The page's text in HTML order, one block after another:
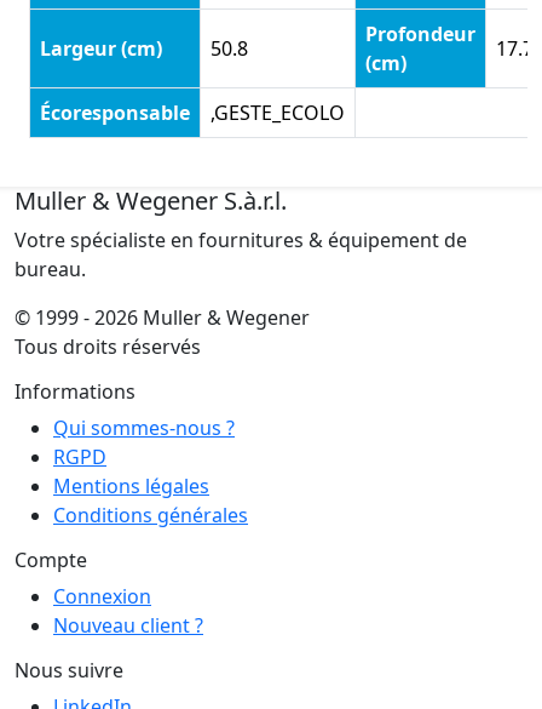
Largeur (cm) 50.8
Profondeur
(cm)
Écoresponsable ,GESTE_ECOLO
Muller & Wegener S.à.r.l.
Votre spécialiste en fournitures & équipement de
bureau.
© 1999 - 2026 Muller & Wegener
Tous droits réservés
Informations
Qui sommes-nous ?
RGPD
Mentions légales
Conditions générales
Compte
Connexion
Nouveau client ?
Nous suivre